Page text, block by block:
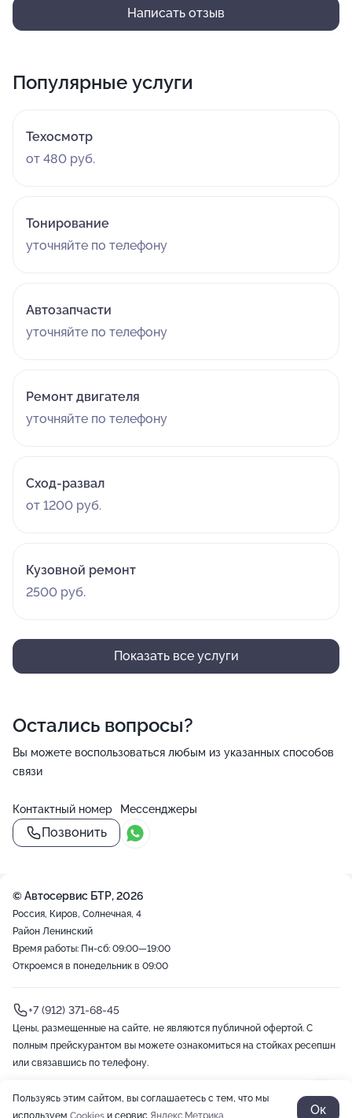
Написать отзыв
Популярные услуги
Техосмотр
от 480 руб.
Тонирование
уточняйте по телефону
Автозапчасти
уточняйте по телефону
Ремонт двигателя
уточняйте по телефону
Сход-развал
от 1200 руб.
Кузовной ремонт
2500 руб.
Показать все услуги
Остались вопросы?
Вы можете воспользоваться любым из указанных способов
связи
Контактный номер
Позвонить
Мессенджеры
© Автосервис БТР, 2026
Россия, Киров, Солнечная, 4
Район Ленинский
Время работы: Пн-сб: 09:00—19:00
Откроемся в понедельник в 09:00
+7 (912) 371-68-45
Цены, размещенные на сайте, не являются публичной офертой. С
полным прейскурантом вы можете ознакомиться на стойках ресепшн
или связавшись по телефону.
2012-2026 © ZOON Разработано в Zoon
Пользуясь этим сайтом, вы соглашаетесь с тем, что мы
используем Cookies и сервис Яндекс.Метрика Ок